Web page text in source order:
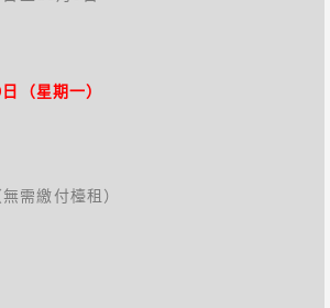
（星期一）
無需繳付檯租）